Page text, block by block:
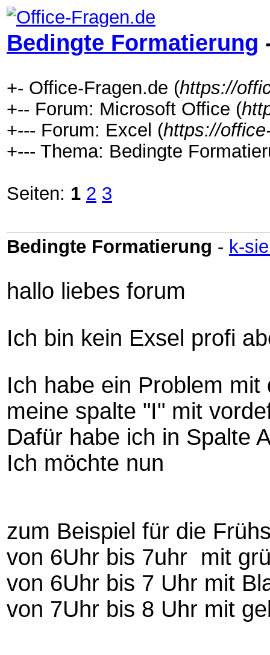
Bedingte Formatierung
+- Office-Fragen.de (https://
+-- Forum: Microsoft Office (
+--- Forum: Excel (https://
+--- Thema: Bedingte
Seiten: 1 2 3
Bedingte Formatierung - k-
hallo liebes forum
Ich bin kein Exsel profi
Ich habe ein Problem
meine spalte "I" mit
Dafür habe ich in Spalte
Ich möchte nun
zum Beispiel für die
von 6Uhr bis 7uhr mit
von 6Uhr bis 7 Uhr mit
von 7Uhr bis 8 Uhr mit